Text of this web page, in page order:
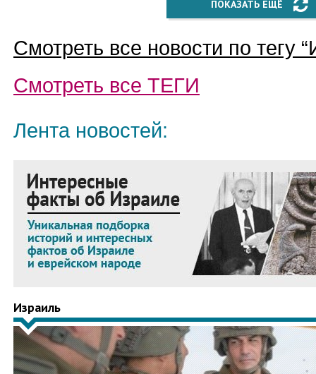
ПОКАЗАТЬ ЕЩЁ
Смотреть все новости по тегу “
Смотреть все ТЕГИ
Лента новостей:
Израиль